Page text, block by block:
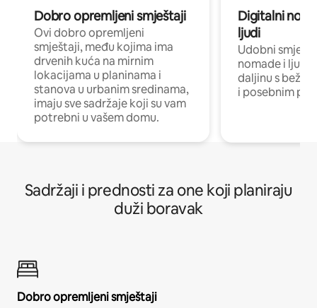
Dobro opremljeni smještaji
Ovi dobro opremljeni
smještaji, među kojima ima
drvenih kuća na mirnim
lokacijama u planinama i
stanova u urbanim sredinama,
imaju sve sadržaje koji su vam
potrebni u vašem domu.
Digitalni
ljudi
Udobni
nomade i ljude
daljinu s
i posebnim
Sadržaji i prednosti za one koji planiraju
duži boravak
Dobro opremljeni smještaji